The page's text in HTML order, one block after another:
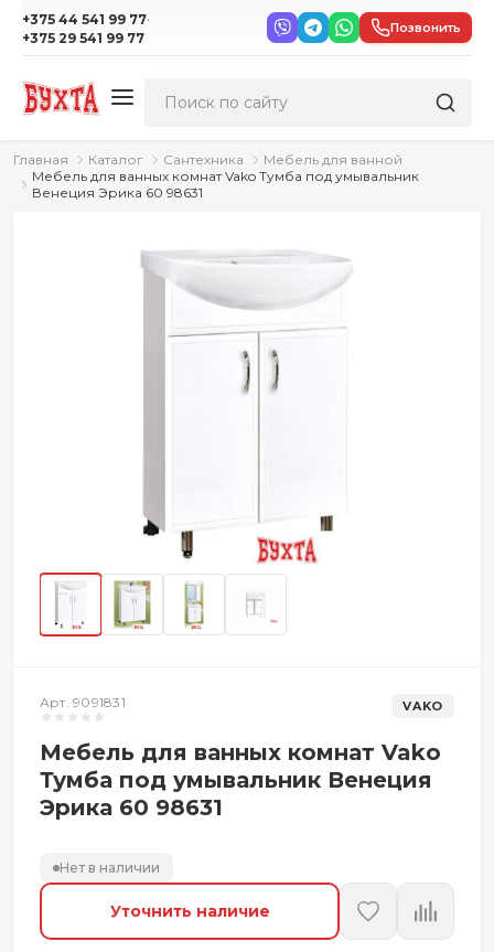
+375 44 541 99 77·
+375 29 541 99 77
Позвонить
Главная Каталог Сантехника
Мебель для ванной
Мебель для ванных комнат Vako Тумба под умывальник
Венеция Эрика 60 98631
Арт. 9091831 VAKO
Мебель для ванных комнат Vako
Тумба под умывальник Венеция
Эрика 60 98631
Нет в наличии
Уточнить наличие